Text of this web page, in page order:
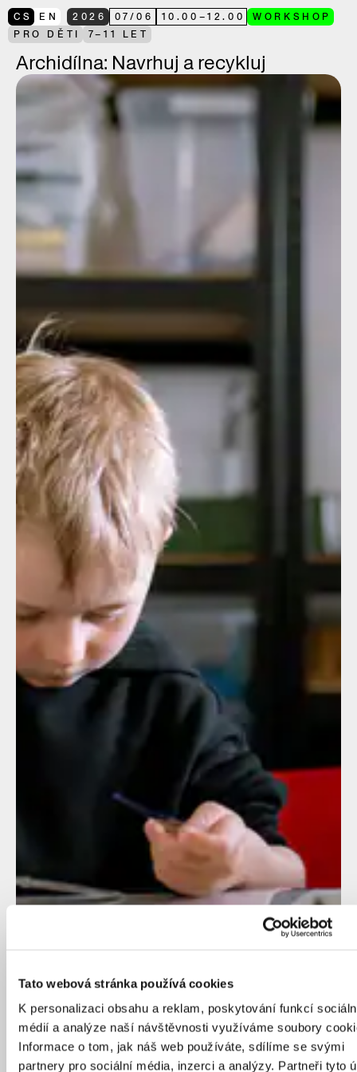
Tato webová stránka používá cookies
K personalizaci obsahu a reklam, poskytování funkcí
médií a analýze naší návštěvnosti využíváme soubory
Informace o tom, jak náš web používáte, sdílíme se svými
partnery pro sociální média, inzerci a analýzy. Partneři tyto
CS EN 2026 07/06 10.00 –12.00
WORKSHOP
PRO DĚTI
7–11 LET
Archidílna: Navrhuj a recykluj